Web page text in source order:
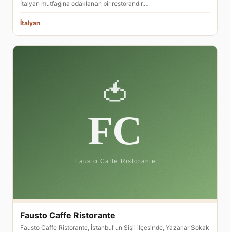
İtalyan mutfağına odaklanan bir restorandır.…
İtalyan
Fausto Caffe Ristorante
Fausto Caffe Ristorante, İstanbul'un Şişli ilçesinde, Yazarlar Sokak